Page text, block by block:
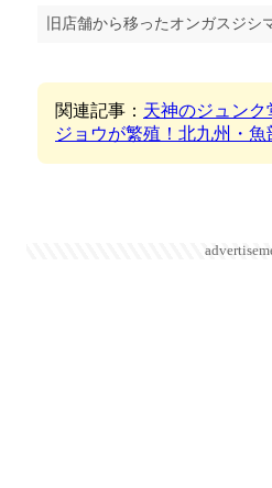
旧店舗から移ったオンガスジシ
関連記事： 天神のジュンク
ジョウが繁殖！北九州・魚